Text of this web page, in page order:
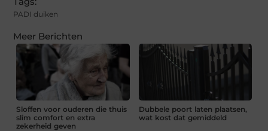
PADI duiken
Meer Berichten
Sloffen voor ouderen die thuis
slim comfort en extra
zekerheid geven
Dubbele poort laten plaatsen,
wat kost dat gemiddeld